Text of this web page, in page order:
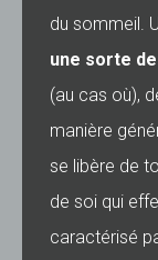
du sommeil.
une sorte
(au cas où),
manière
se libère de
de soi qui
caractérisé